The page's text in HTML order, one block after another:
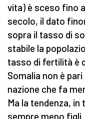
vita) è sceso fino a
secolo, il dato
sopra il tasso di
stabile la
tasso di fertilità è
Somalia non è
nazione che fa
Ma la tendenza,
sempre meno